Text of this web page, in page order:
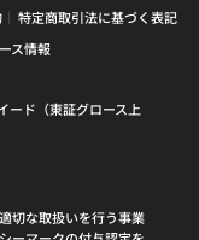
特定商取引法に基づく表記
ス情報
ード（東証グロース上
切な取扱いを行う事業